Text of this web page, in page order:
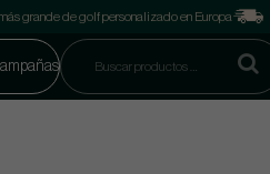
grande de golf personalizado en Europa